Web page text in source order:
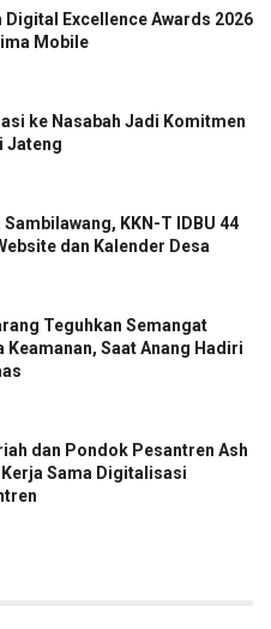
Digital Excellence Awards 2026
Mobile
ke Nasabah Jadi Komitmen
Jateng
KKN-T IDBU 44
dan Kalender Desa
Teguhkan Semangat
Keamanan, Saat Anang Hadiri
dan Pondok Pesantren Ash
Sama Digitalisasi